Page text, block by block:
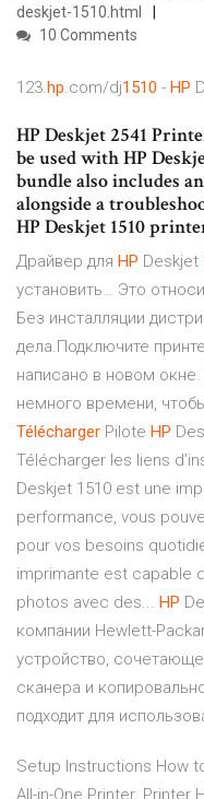
deskjet-1510.html
10 Comments
123. hp.com/dj1510 - HP
HP Deskjet 2541
be used with HP
bundle also includes
alongside a
HP Deskjet 1510
Драйвер для HP Deskjet
установить… Это
Без инсталляции
дела.Подключите
написано в новом
немного времени,
Télécharger Pilote HP
Télécharger les liens
Deskjet 1510 est une
performance, vous
pour vos besoins
imprimante est capable
photos avec des... HP
компании Hewlett-
устройство,
сканера и
подходит для
Setup Instructions How